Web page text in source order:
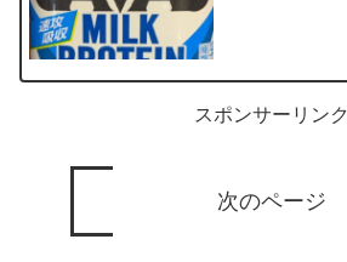
スポンサーリンク
次のページ